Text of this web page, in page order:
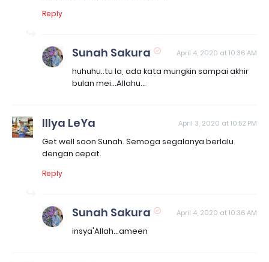
Reply
Sunah Sakura April 4, 2020 at 10:36 AM
huhuhu..tu la, ada kata mungkin sampai akhir
bulan mei...Allahu...
Illya LeYa April 3, 2020 at 10:52 PM
Get well soon Sunah. Semoga segalanya berlalu
dengan cepat.
Reply
Sunah Sakura April 4, 2020 at 10:36 AM
insya'Allah...ameen